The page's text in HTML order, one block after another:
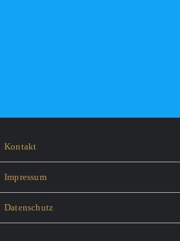
Kontakt
Impressum
Datenschutz